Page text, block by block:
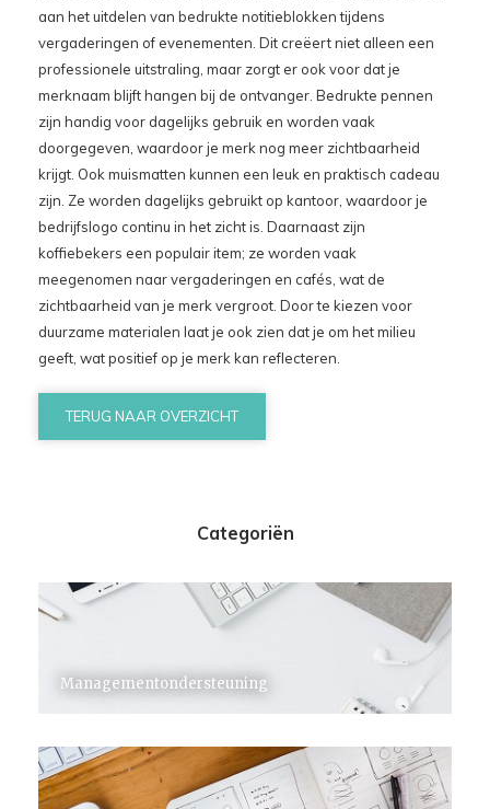
aan het uitdelen van bedrukte notitieblokken tijdens
vergaderingen of evenementen. Dit creëert niet alleen een
professionele uitstraling, maar zorgt er ook voor dat je
merknaam blijft hangen bij de ontvanger. Bedrukte pennen
zijn handig voor dagelijks gebruik en worden vaak
doorgegeven, waardoor je merk nog meer zichtbaarheid
krijgt. Ook muismatten kunnen een leuk en praktisch cadeau
zijn. Ze worden dagelijks gebruikt op kantoor, waardoor je
bedrijfslogo continu in het zicht is. Daarnaast zijn
koffiebekers een populair item; ze worden vaak
meegenomen naar vergaderingen en cafés, wat de
zichtbaarheid van je merk vergroot. Door te kiezen voor
duurzame materialen laat je ook zien dat je om het milieu
geeft, wat positief op je merk kan reflecteren.
TERUG NAAR OVERZICHT
Categoriën
Managementondersteuning